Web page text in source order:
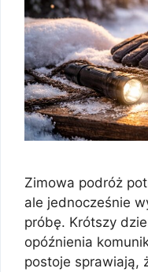
Zimowa podróż
ale jednocześnie
próbę. Krótszy
opóźnienia
postoje sprawiają,